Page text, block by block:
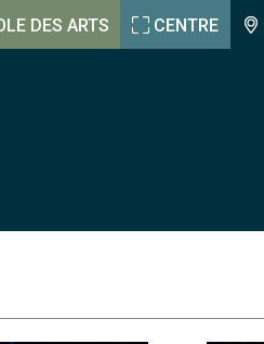
DES ARTS CENTRE